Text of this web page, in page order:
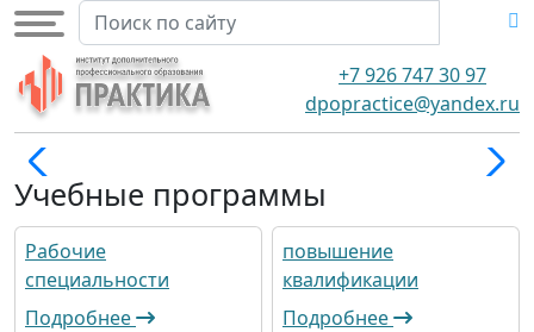
+7 926 747 30 97
dpopractice@yandex.ru
Учебные программы
Рабочие
специальности
Подробнее
повышение
квалификации
Подробнее